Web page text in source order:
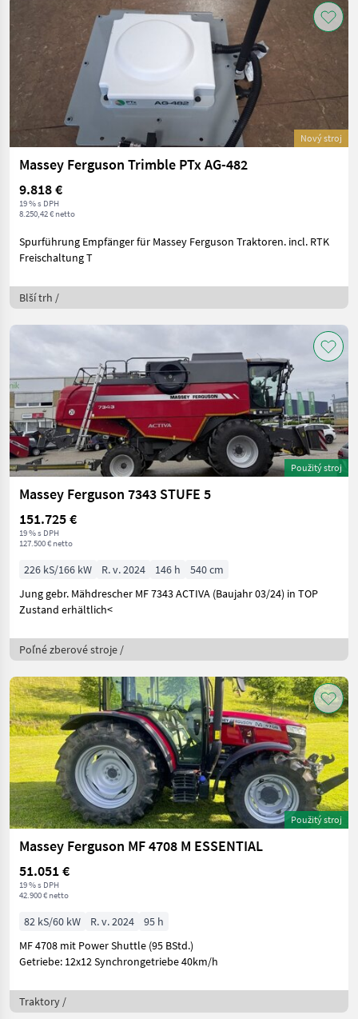
Nový stroj
Massey Ferguson Trimble PTx AG-482
9.818 €
19 % s DPH
8.250,42 € netto
Spurführung Empfänger für Massey Ferguson Traktoren. incl. RTK
Freischaltung T
Blší trh /
Použitý stroj
Massey Ferguson 7343 STUFE 5
151.725 €
19 % s DPH
127.500 € netto
226 kS/166 kW R. v. 2024 146 h
540 cm
Jung gebr. Mähdrescher MF 7343 ACTIVA (Baujahr 03/24) in TOP
Zustand erhältlich<
Poľné zberové stroje /
Použitý stroj
Massey Ferguson MF 4708 M ESSENTIAL
51.051 €
19 % s DPH
42.900 € netto
82 kS/60 kW R. v. 2024
95 h
MF 4708 mit Power Shuttle (95 BStd.)
Getriebe: 12x12 Synchrongetriebe 40km/h
Traktory /